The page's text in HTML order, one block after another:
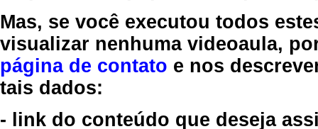
Mas, se você executou todos
visualizar nenhuma videoaula,
página de contato e nos
tais dados:
- link do conteúdo que deseja